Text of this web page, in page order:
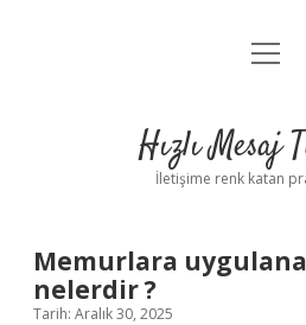
Anasayfa
Yasal
Hızlı Mesaj
İletişime renk katan
Memurlara
nelerdir ?
Tarih: Aralık 30, 2025